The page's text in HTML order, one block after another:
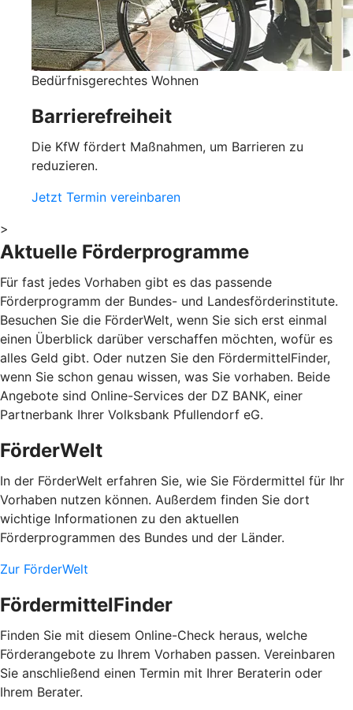
Bedürfnisgerechtes Wohnen
Barrierefreiheit
Die KfW fördert Maßnahmen, um Barrieren zu
reduzieren.
Jetzt Termin vereinbaren
>
Aktuelle Förderprogramme
Für fast jedes Vorhaben gibt es das passende
Förderprogramm der Bundes- und Landesförderinstitute.
Besuchen Sie die FörderWelt, wenn Sie sich erst einmal
einen Überblick darüber verschaffen möchten, wofür es
alles Geld gibt. Oder nutzen Sie den FördermittelFinder,
wenn Sie schon genau wissen, was Sie vorhaben. Beide
Angebote sind Online-Services der DZ BANK, einer
Partnerbank Ihrer Volksbank Pfullendorf eG.
FörderWelt
In der FörderWelt erfahren Sie, wie Sie Fördermittel für Ihr
Vorhaben nutzen können. Außerdem finden Sie dort
wichtige Informationen zu den aktuellen
Förderprogrammen des Bundes und der Länder.
Zur FörderWelt
FördermittelFinder
Finden Sie mit diesem Online-Check heraus, welche
Förderangebote zu Ihrem Vorhaben passen. Vereinbaren
Sie anschließend einen Termin mit Ihrer Beraterin oder
Ihrem Berater.